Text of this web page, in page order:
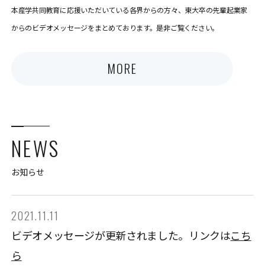
本産学共同教育に応援いただいている各界からの方々、東大卒の先輩起業家
からのビデオメッセージをまとめております。是非ご覧ください。
MORE
NEWS
お知らせ
2021.11.11
ビデオメッセージが更新されました。リンクはこち
ら